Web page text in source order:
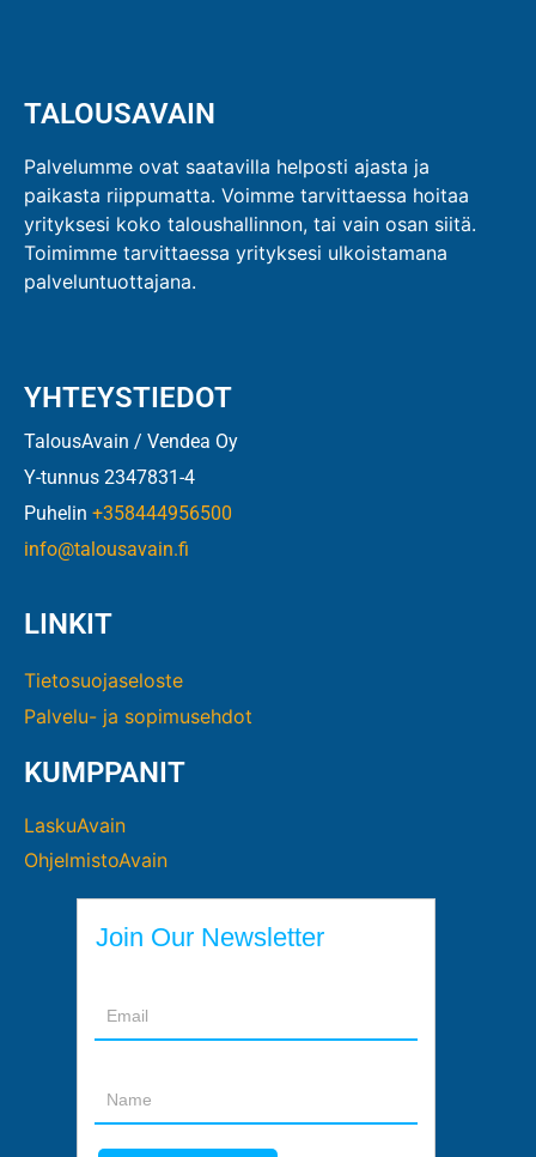
TALOUSAVAIN
Palvelumme ovat saatavilla helposti ajasta ja
paikasta riippumatta. Voimme tarvittaessa hoitaa
yrityksesi koko taloushallinnon, tai vain osan siitä.
Toimimme tarvittaessa yrityksesi ulkoistamana
palveluntuottajana.
YHTEYSTIEDOT
TalousAvain / Vendea Oy
Y-tunnus 2347831-4
Puhelin +358444956500
info@talousavain.fi
LINKIT
Tietosuojaseloste
Palvelu- ja sopimusehdot
KUMPPANIT
LaskuAvain
OhjelmistoAvain
Join Our Newsletter